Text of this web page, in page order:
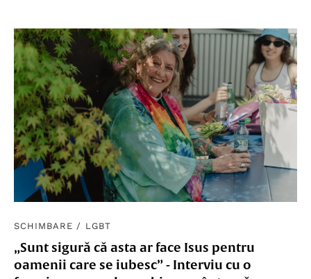
SCHIMBARE / LGBT
„Sunt sigură că asta ar face Isus pentru
oamenii care se iubesc” - Interviu cu o